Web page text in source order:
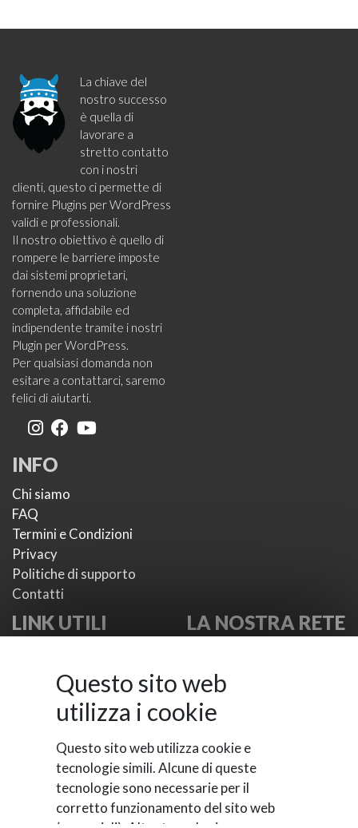
La chiave del
nostro successo
è quella di
lavorare a
stretto contatto
con i nostri
clienti, questo ci permette di
fornire Plugins per WordPress
validi e professionali.
Il nostro obiettivo è quello di
rompere le barriere imposte
dai sistemi proprietari,
fornendo una soluzione
completa, affidabile ed
indipendente tramite i nostri
Plugin per WordPress.
Per qualsiasi domanda non
esitare a contattarci, saremo
felici di aiutarti.
INFO
Chi siamo
FAQ
Termini e Condizioni
Privacy
Politiche di supporto
Contatti
LINK UTILI
I nostri temi
Metodi di pagamento
Provider di SMS
Support Board
LA NOSTRA RETE
Extensionsforjoomla.com
e4jConnect.com
Questo sito web
utilizza i cookie
Questo sito web utilizza cookie e
tecnologie simili. Alcune di queste
tecnologie sono necessarie per il
corretto funzionamento del sito web